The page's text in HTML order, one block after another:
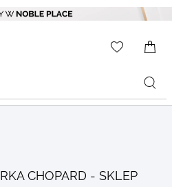
CHOPARD - SKLEP